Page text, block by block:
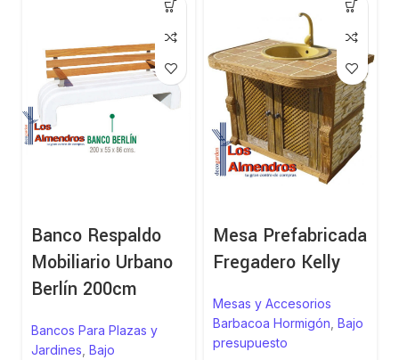
Banco Respaldo
Mobiliario Urbano
Berlín 200cm
Bancos Para Plazas y
Jardines ,Bajo
Mesa Prefabricada
Fregadero Kelly
Mesas y Accesorios
Barbacoa Hormigón Bajo
presupuesto